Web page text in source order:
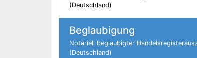
(Deutschland)
Beglaubigung
Notariell beglaubigter
(Deutschland)